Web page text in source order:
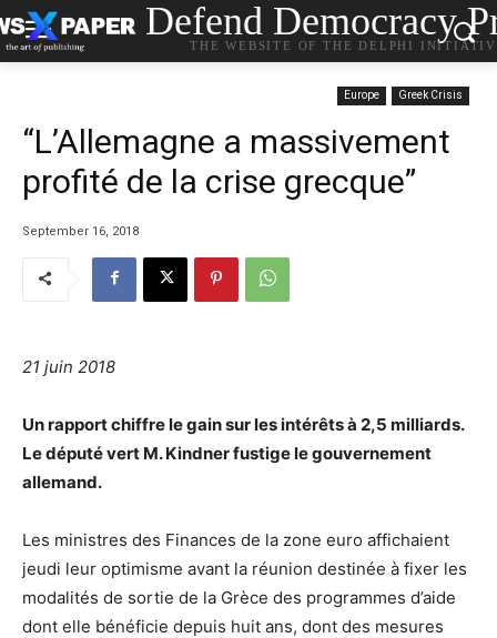
Defend Democracy
THE WEBSITE OF THE DELPHI
Europe Greek Crisis
“L’Allemagne a massivement
profité de la crise grecque”
September 16, 2018
21 juin 2018
Un rapport chiffre le gain sur les intérêts à 2,5 milliards.
Le député vert M. Kindner fustige le gouvernement
allemand.
Les ministres des Finances de la zone euro affichaient
jeudi leur optimisme avant la réunion destinée à fixer les
modalités de sortie de la Grèce des programmes d’aide
dont elle bénéficie depuis huit ans, dont des mesures